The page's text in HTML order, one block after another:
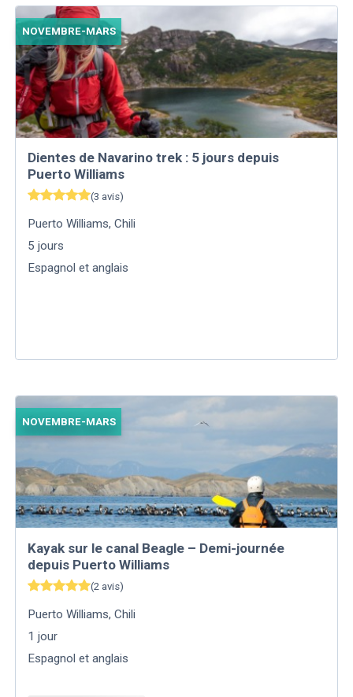
NOVEMBRE-MARS
Dientes de Navarino trek : 5 jours depuis
Puerto Williams
(3 avis)
Puerto Williams,Chili
5 jours
Espagnol et anglais
NOVEMBRE-MARS
Kayak sur le canal Beagle – Demi-journée
depuis Puerto Williams
(2 avis)
Puerto Williams,Chili
1 jour
Espagnol et anglais